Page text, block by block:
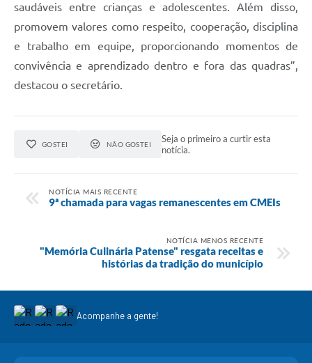
saudáveis entre crianças e adolescentes. Além disso,
promovem valores como respeito, cooperação, disciplina
e trabalho em equipe, proporcionando momentos de
convivência e aprendizado dentro e fora das quadras”,
destacou o secretário.
GOSTEI NÃO GOSTEI
Seja o primeiro a curtir esta
notícia.
NOTÍCIA MAIS RECENTE
9ª chamada para vagas remanescentes em CMEIs
NOTÍCIA MENOS RECENTE
"Memória Culinária Patense" resgata receitas e
histórias da tradição do município
Acompanhe a gente!